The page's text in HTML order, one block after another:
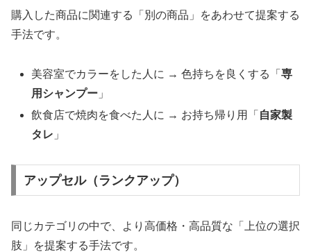
購入した商品に関連する「別の商品」をあわせて提案する
手法です。
美容室でカラーをした人に → 色持ちを良くする「専
用シャンプー 」
飲食店で焼肉を食べた人に → お持ち帰り用「 自家製
タレ 」
アップセル（ランクアップ）
同じカテゴリの中で、より高価格・高品質な「上位の選択
肢」を提案する手法です。